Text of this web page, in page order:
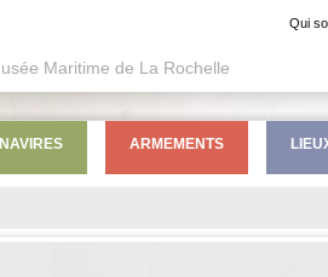
Maritime de La Rochelle
Qui
NAVIRES ARMEMENTS